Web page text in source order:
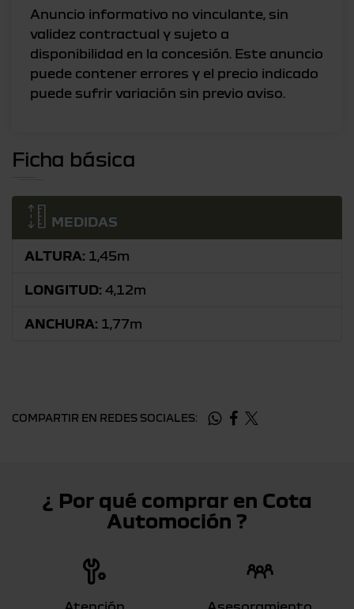
Anuncio informativo no vinculante, sin
validez contractual y sujeto a
disponibilidad en la concesión. Este anuncio
puede contener errores y el precio indicado
Ficha básica
MEDIDAS
ALTURA: 1,45m
LONGITUD: 4,12m
ANCHURA: 1,77m
COMPARTIR EN REDES SOCIALES:
¿ Por qué comprar en Cota
Automoción ?